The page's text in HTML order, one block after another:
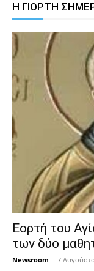
Η ΓΙΟΡΤΗ
Εορτή του
των δύο
Newsroom - 7